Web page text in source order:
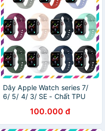
Dây Apple Watch series 7/
6/ 5/ 4/ 3/ SE - Chất TPU
100.000 đ